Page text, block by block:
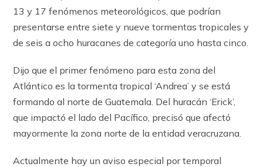
13 y 17 fenómenos meteorológicos, que podrían
presentarse entre siete y nueve tormentas tropicales y
de seis a ocho huracanes de categoría uno hasta cinco.
Dijo que el primer fenómeno para esta zona del
Atlántico es la tormenta tropical ‘Andrea’ y se está
formando al norte de Guatemala. Del huracán ‘Erick’,
que impactó el lado del Pacífico, precisó que afectó
mayormente la zona norte de la entidad veracruzana.
Actualmente hay un aviso especial por temporal